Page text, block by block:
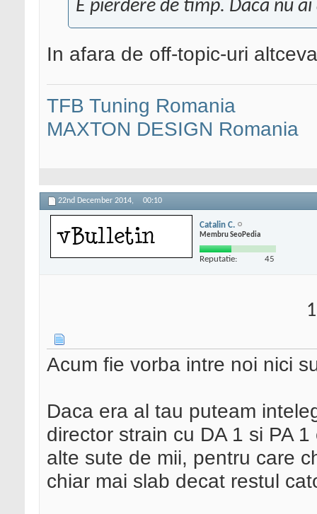
E pierdere de timp. Daca nu
In afara de off-topic-uri
TFB Tuning Romania
MAXTON DESIGN Romania
22nd December 2014, 00:10
Catalin C.
Membru SeoPedia
Reputatie: 45
Acum fie vorba intre noi nici
Daca era al tau puteam
director strain cu DA 1 si PA
alte sute de mii, pentru care
chiar mai slab decat restul